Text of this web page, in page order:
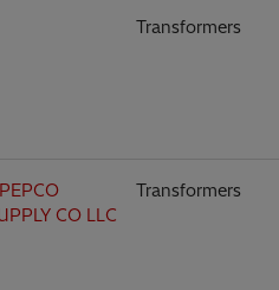
Transformers
CO LLC
Transformers